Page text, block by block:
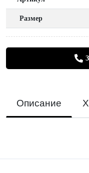
Размер
Описание